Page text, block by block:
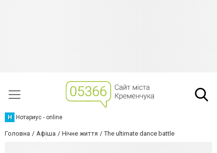
Н Нотариус - online
Головна Афіша Нічне життя The ultimate dance battle